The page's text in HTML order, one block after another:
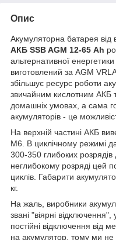
Опис
Акумуляторна батарея від
АКБ SSB AGM 12-65 Аh
альтернативної
виготовлений за AGM
збільшує ресурс роботи
звичайним кислотним АКБ
домашніх умовах, а сама
акумуляторів - це
На верхній частині АКБ
М6. В циклічному режимі
300-350 глибоких
неглибокому розряді цей
циклів. Габарити
кг.
На жаль, виробники
звані "віярні відключення",
постійні відключення від
на акумулятор, тому ми